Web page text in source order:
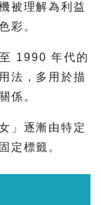
被理解為利益
彩。
1990 年代的
法，多用於描
係。
」逐漸由特定
定標籤。